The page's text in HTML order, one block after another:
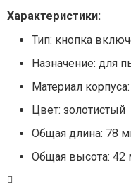
Характеристики:
Тип: кнопка
Назначение: для
Материал
Цвет: золотистый
Общая длина: 78
Общая высота: 42